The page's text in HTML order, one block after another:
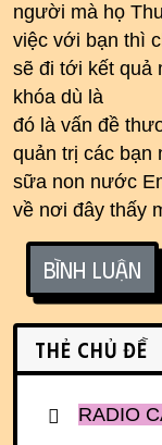
người mà họ
việc với bạn thì
sẽ đi tới kết quả
khóa dù là
đó là vấn đề
quản trị các bạn
sữa non nước
về nơi đây thấy
Bình luận
Related
Thẻ chủ đề
RADIO